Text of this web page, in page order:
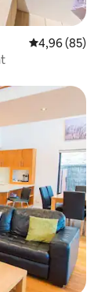
Gemiddelde
4,96 (85)